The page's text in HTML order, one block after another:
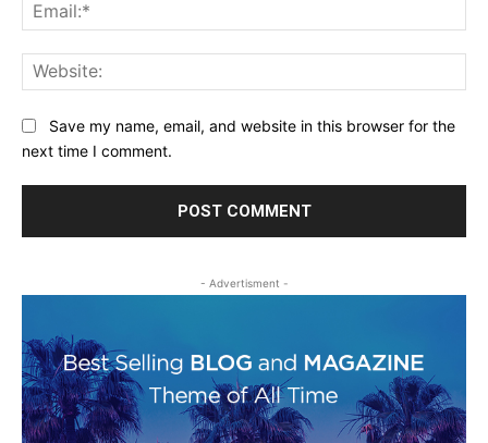
Save my name, email, and website in this browser for the
next time I comment.
- Advertisment -